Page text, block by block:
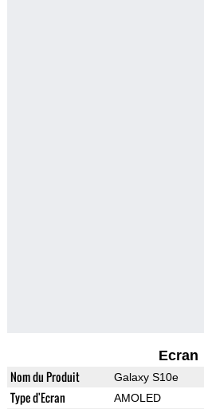
Ecran
Nom du Produit Galaxy S10e
Type d'Ecran AMOLED